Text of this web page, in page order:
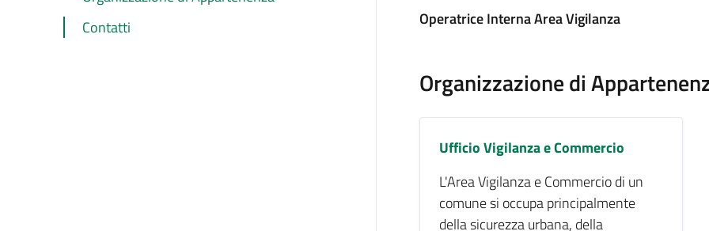
Contatti
Operatrice Interna Area Vigilanza
Organizzazione di
Ufficio Vigilanza e Commercio
L'Area Vigilanza e Commercio di un
comune si occupa principalmente
della sicurezza urbana, della